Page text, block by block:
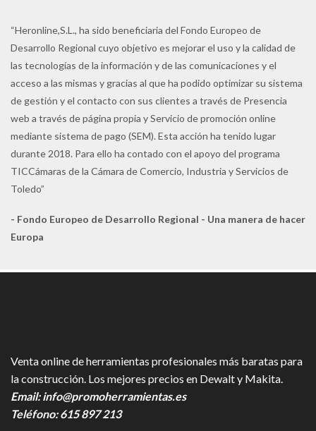
“Heronline,S.L., ha sido beneficiaria del Fondo Europeo de
Desarrollo Regional cuyo objetivo es mejorar el uso y la calidad de
las tecnologías de la información y de las comunicaciones y el
acceso a las mismas y gracias al que ha podido optimizar su sistema
de gestión y el contacto con sus clientes a través de Presencia
web a través de página propia y Servicio de promoción online
mediante sistema de pago (SEM). Esta acción ha tenido lugar
durante 2018. Para ello ha contado con el apoyo del programa
TICCámaras de la Cámara de Comercio, Industria y Servicios de
Toledo”
- Fondo Europeo de Desarrollo Regional - Una manera de hacer
Europa
Venta online de herramientas profesionales más baratas para
la construcción. Los mejores precios en Dewalt y Makita.
Email:info@promoherramientas.es
Teléfono:615 897 213